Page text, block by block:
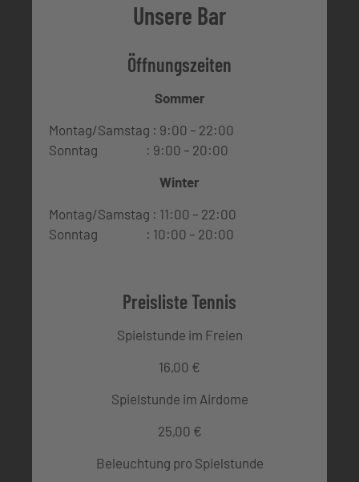
Unsere Bar
Öffnungszeiten
Sommer
Montag/Samstag : 9:00 – 22:00
Sonntag : 9:00 – 20:00
Winter
Montag/Samstag : 11:00 – 22:00
Sonntag : 10:00 – 20:00
Preisliste Tennis
Spielstunde im Freien
16,00 €
Spielstunde im Airdome
25,00 €
Beleuchtung pro Spielstunde